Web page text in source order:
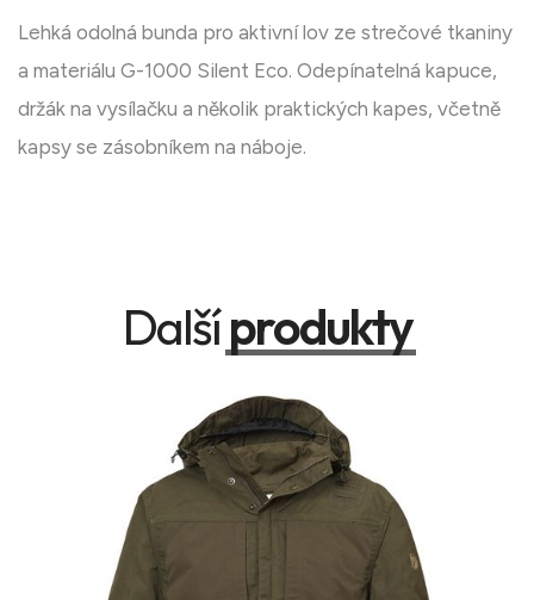
Lehká odolná bunda pro aktivní lov ze strečové tkaniny
a materiálu G-1000 Silent Eco. Odepínatelná kapuce,
držák na vysílačku a několik praktických kapes, včetně
kapsy se zásobníkem na náboje.
Dalšíprodukty